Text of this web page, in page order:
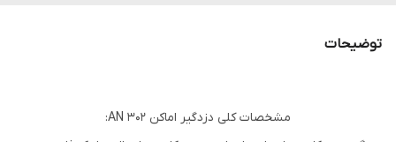
توضیحات
مشخصات کلی دزدگیر اماکن AN 302: